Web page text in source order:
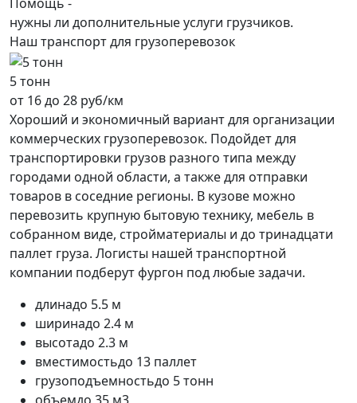
Помощь -
нужны ли дополнительные услуги грузчиков.
Наш транспорт для грузоперевозок
5 тонн
от 16 до 28 руб/км
Хороший и экономичный вариант для организации
коммерческих грузоперевозок. Подойдет для
транспортировки грузов разного типа между
городами одной области, а также для отправки
товаров в соседние регионы. В кузове можно
перевозить крупную бытовую технику, мебель в
собранном виде, стройматериалы и до тринадцати
паллет груза. Логисты нашей транспортной
компании подберут фургон под любые задачи.
длинадо 5.5 м
ширинадо 2.4 м
высотадо 2.3 м
вместимостьдо 13 паллет
грузоподъемностьдо 5 тонн